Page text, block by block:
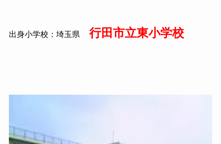
出身小学校：埼玉県 行田市立東小学校